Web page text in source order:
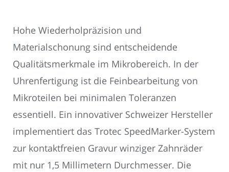
Hohe Wiederholpräzision und
Materialschonung sind entscheidende
Qualitätsmerkmale im Mikrobereich. In der
Uhrenfertigung ist die Feinbearbeitung von
Mikroteilen bei minimalen Toleranzen
essentiell. Ein innovativer Schweizer Hersteller
implementiert das Trotec SpeedMarker-System
zur kontaktfreien Gravur winziger Zahnräder
mit nur 1,5 Millimetern Durchmesser. Die